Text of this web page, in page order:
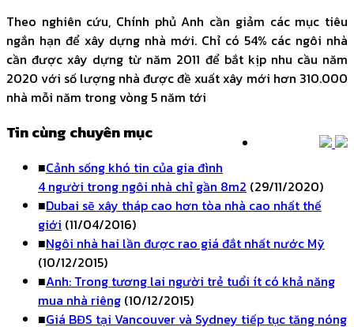
Theo nghiên cứu, Chính phủ Anh cần giảm các mục tiêu
ngắn hạn để xây dựng nhà mới. Chỉ có 54% các ngôi nhà
cần được xây dựng từ năm 2011 để bắt kịp nhu cầu năm
2020 với số lượng nhà được đề xuất xây mới hơn 310.000
nhà mỗi năm trong vòng 5 năm tới
Tin cùng chuyên mục
■Cảnh sống khó tin của gia đình
4 người trong ngôi nhà chỉ gần 8m2 (29/11/2020)
■Dubai sẽ xây tháp cao hơn tòa nhà cao nhất thế
giới (11/04/2016)
■Ngôi nhà hai lần được rao giá đắt nhất nước Mỹ
(10/12/2015)
■Anh: Trong tương lai người trẻ tuổi ít có khả năng
mua nhà riêng (10/12/2015)
■Giá BĐS tại Vancouver và Sydney tiếp tục tăng nóng